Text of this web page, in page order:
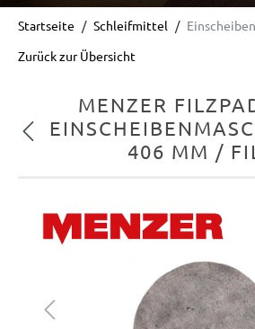
Startseite Schleifmittel
Zurück zur Übersicht
Vorheriges
MENZER
406 MM /
Bildergalerie überspringen